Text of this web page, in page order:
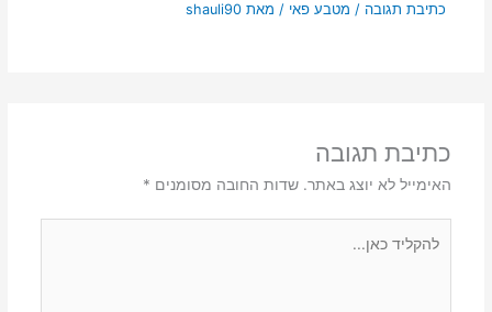
כתיבת תגובה / מטבע פאי / מאת shauli90
כתיבת תגובה
האימייל לא יוצג באתר. שדות החובה מסומנים *
כאן...